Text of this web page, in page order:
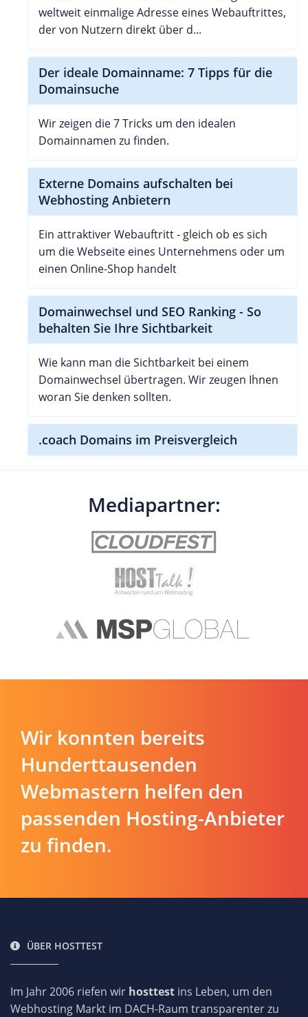
weltweit einmalige Adresse eines Webauftrittes,
der von Nutzern direkt über d...
Der ideale Domainname: 7 Tipps für die
Domainsuche
Wir zeigen die 7 Tricks um den idealen
Domainnamen zu finden.
Externe Domains aufschalten bei
Webhosting Anbietern
Ein attraktiver Webauftritt - gleich ob es sich
um die Webseite eines Unternehmens oder um
einen Online-Shop handelt
Domainwechsel und SEO Ranking - So
behalten Sie Ihre Sichtbarkeit
Wie kann man die Sichtbarkeit bei einem
Domainwechsel übertragen. Wir zeugen Ihnen
woran Sie denken sollten.
.coach Domains im Preisvergleich
Mediapartner:
Wir konnten bereits
Hunderttausenden
Webmastern helfen den
passenden Hosting-Anbieter
zu finden.
ÜBER HOSTTEST
Im Jahr 2006 riefen wir hosttest ins Leben, um den
Webhosting Markt im DACH-Raum transparenter zu